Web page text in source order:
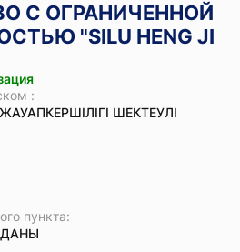
С ОГРАНИЧЕННОЙ
"SILU HENG JI
:
ЖАУАПКЕРШІЛІГІ ШЕКТЕУЛІ
пункта: